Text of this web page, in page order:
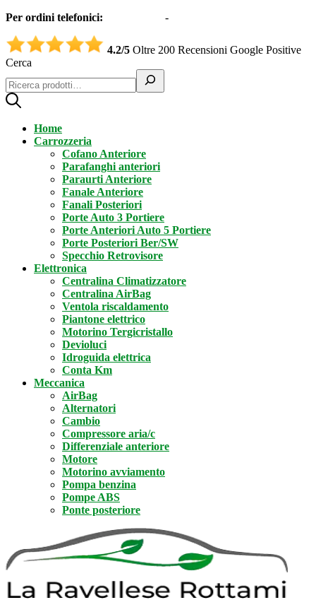
Per ordini telefonici: -
4.2/5 Oltre 200 Recensioni Google Positive
Cerca
Home
Carrozzeria
Cofano Anteriore
Parafanghi anteriori
Paraurti Anteriore
Fanale Anteriore
Fanali Posteriori
Porte Auto 3 Portiere
Porte Anteriori Auto 5 Portiere
Porte Posteriori Ber/SW
Specchio Retrovisore
Elettronica
Centralina Climatizzatore
Centralina AirBag
Ventola riscaldamento
Piantone elettrico
Motorino Tergicristallo
Devioluci
Idroguida elettrica
Conta Km
Meccanica
AirBag
Alternatori
Cambio
Compressore aria/c
Differenziale anteriore
Motore
Motorino avviamento
Pompa benzina
Pompe ABS
Ponte posteriore